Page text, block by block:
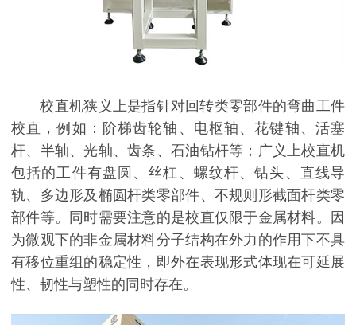
校直机狭义上是指针对回转类零部件的弯曲工件
校直，例如：阶梯齿轮轴、电枢轴、花键轴、活塞
杆、半轴、光轴、齿条、石油钻杆等；广义上校直机
包括的工件有盘圆、丝杠、螺纹杆、钻头、直线导
轨、多边形及椭圆杆类零部件、不规则形截面杆类零
部件等。同时需要注意的是校直仅限于金属材料。因
为微观下的非金属材料分子结构在外力的作用下不具
有移位重组的稳定性，即外在表现形式体现在可延展
性、韧性与塑性的同时存在。